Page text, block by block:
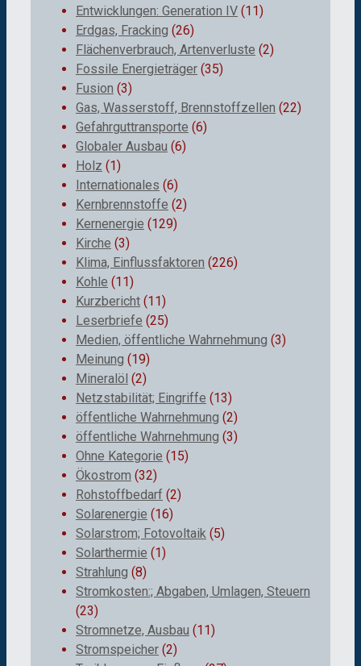
Entwicklungen: Generation IV (11)
Erdgas, Fracking (26)
Flächenverbrauch, Artenverluste (2)
Fossile Energieträger (35)
Fusion (3)
Gas, Wasserstoff, Brennstoffzellen (22)
Gefahrguttransporte (6)
Globaler Ausbau (6)
Holz (1)
Internationales (6)
Kernbrennstoffe (2)
Kernenergie (129)
Kirche (3)
Klima, Einflussfaktoren (226)
Kohle (11)
Kurzbericht (11)
Leserbriefe (25)
Medien, öffentliche Wahrnehmung (3)
Meinung (19)
Mineralöl (2)
Netzstabilität; Eingriffe (13)
öffentliche Wahrnehmung (2)
öffentliche Wahrnehmung (3)
Ohne Kategorie (15)
Ökostrom (32)
Rohstoffbedarf (2)
Solarenergie (16)
Solarstrom; Fotovoltaik (5)
Solarthermie (1)
Strahlung (8)
Stromkosten:; Abgaben, Umlagen, Steuern
(23)
Stromnetze, Ausbau (11)
Stromspeicher (2)